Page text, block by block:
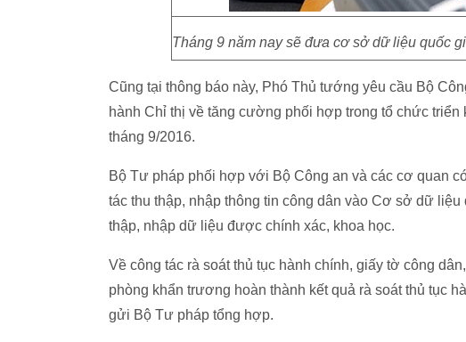
Tháng 9 năm nay sẽ đưa cơ sở dữ liệu quốc
Cũng tại thông báo này, Phó Thủ tướng yêu cầu Bộ
hành Chỉ thị về tăng cường phối hợp trong tổ chức
tháng 9/2016.
Bộ Tư pháp phối hợp với Bộ Công an và các cơ quan
tác thu thập, nhập thông tin công dân vào Cơ sở dữ
thập, nhập dữ liệu được chính xác, khoa học.
Về công tác rà soát thủ tục hành chính, giấy tờ công
phòng khẩn trương hoàn thành kết quả rà soát thủ tục
gửi Bộ Tư pháp tổng hợp.